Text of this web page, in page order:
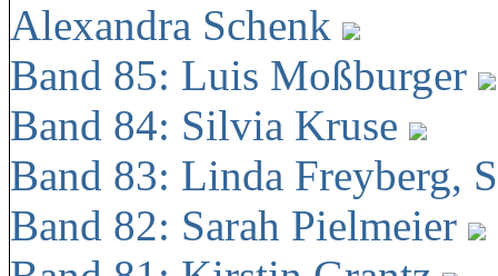
Alexandra Schenk
Band 85: Luis Moßburger
Band 84: Silvia Kruse
Band 83: Linda Freyberg,
Band 82: Sarah Pielmeier